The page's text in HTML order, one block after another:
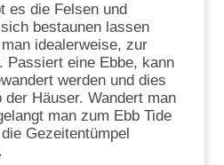
es die Felsen und
bestaunen lassen
idealerweise, zur
Passiert eine Ebbe, kann
werden und dies
Häuser. Wandert man
man zum Ebb Tide
Gezeitentümpel